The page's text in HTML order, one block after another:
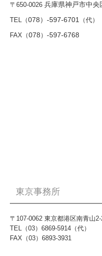
〒650-0026 兵庫県神戸市中
TEL（078） -597-6701 （代）
FAX（078 ） -597-6768
東京事務所
〒107-0062 東京都港区南青山
TEL（03）6869-5914（代）
FAX（03）6893-3931